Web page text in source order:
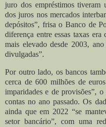
juro dos empréstimos tiveram
dos juros nos mercados
depósitos”, frisa o Banco de
diferença entre essas taxas
mais elevado desde 2003,
divulgadas”.
Por outro lado, os bancos
cerca de 600 milhões de
imparidades e de provisões”,
contas no ano passado. Os
ainda que em 2022 “se
setor bancário”, com uma